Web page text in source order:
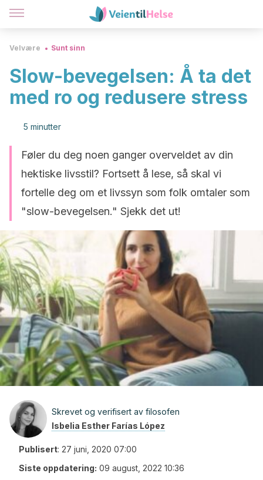
Velvære Sunt sinn
Slow-bevegelsen: Å ta det
med ro og redusere stress
5 minutter
Føler du deg noen ganger overveldet av din
hektiske livsstil? Fortsett å lese, så skal vi
fortelle deg om et livssyn som folk omtaler som
"slow-bevegelsen." Sjekk det ut!
Skrevet og verifisert av filosofen
Isbelia Esther Farías López
Publisert: 27 juni, 2020 07:00
Siste oppdatering: 09 august, 2022 10:36